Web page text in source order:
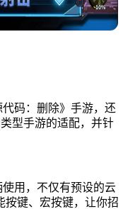
码：删除》手游，还
型手游的适配，并针
用，不仅有预设的云
按键、宏按键，让你招